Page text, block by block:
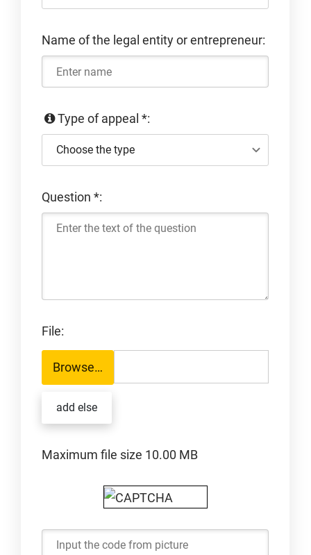
Name of the legal entity or entrepreneur:
Type of appeal *:
Choose the type
Question *:
File:
Browse…
add else
Maximum file size 10.00 MB